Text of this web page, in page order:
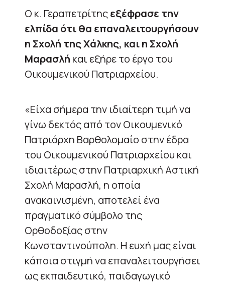
Ο κ. Γεραπετρίτηςεξέφρασε την
ελπίδα ότι θα επαναλειτουργήσουν
η Σχολή της Χάλκης, και η Σχολή
Μαρασλή και εξήρε το έργο του
Οικουμενικού Πατριαρχείου.
«Είχα σήμερα την ιδιαίτερη τιμή να
γίνω δεκτός από τον Οικουμενικό
Πατριάρχη Βαρθολομαίο στην έδρα
του Οικουμενικού Πατριαρχείου και
ιδιαιτέρως στην Πατριαρχική Αστική
Σχολή Μαρασλή, η οποία
ανακαινισμένη, αποτελεί ένα
πραγματικό σύμβολο της
Ορθοδοξίας στην
Κωνσταντινούπολη. Η ευχή μας είναι
κάποια στιγμή να επαναλειτουργήσει
ως εκπαιδευτικό, παιδαγωγικό